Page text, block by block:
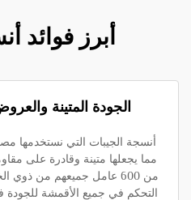
أبرز فوائد
الجودة المتينة
أنسجة الجيبات التي نستخدمها
مما يجعلها متينة وقادرة على
من 600 عامل جميعهم من ذوي